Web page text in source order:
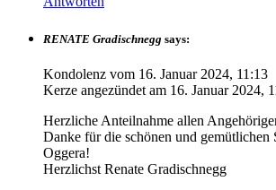
RENATE Gradischnegg says:
Kondolenz vom 16. Januar 2024, 11:13
Kerze angezündet am 16. Januar 2024,
Herzliche Anteilnahme allen
Danke für die schönen und gemütlichen
Oggera!
Herzlichst Renate Gradischnegg